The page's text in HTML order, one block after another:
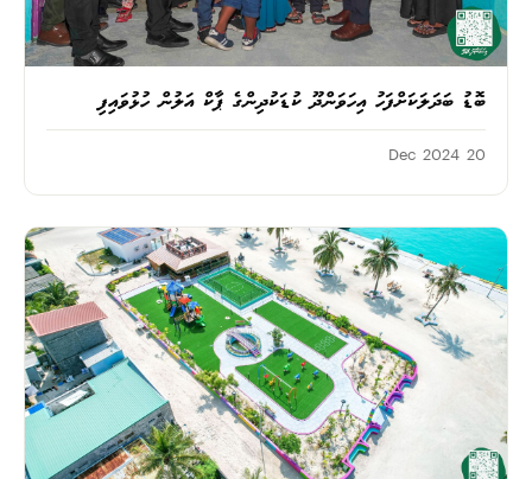
ބޮޑު ބަދަލަކަށްފަހު އިހަވަންދޫ ކުޑަކުދިންގެ ޕާކް އަލުން ހުޅުވައިފި
20 Dec 2024